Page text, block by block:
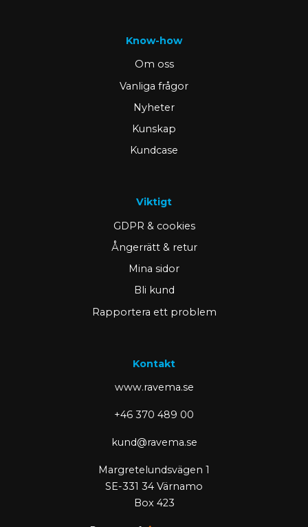
Know-how
Om oss
Vanliga frågor
Nyheter
Kunskap
Kundcase
Viktigt
GDPR & cookies
Ångerrätt & retur
Mina sidor
Bli kund
Rapportera ett problem
Kontakt
www.ravema.se
+46 370 489 00
kund@ravema.se
Margretelundsvägen 1
SE-331 34 Värnamo
Box 423